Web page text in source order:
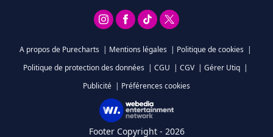
A propos de Purecharts | Mentions légales | Politique de cookies |
Politique de protection des données | CGU | CGV | Gérer Utiq |
Publicité | Préférences cookies
Footer Copyright - 2026